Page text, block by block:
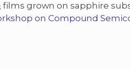
films grown on sapphire
on Compound